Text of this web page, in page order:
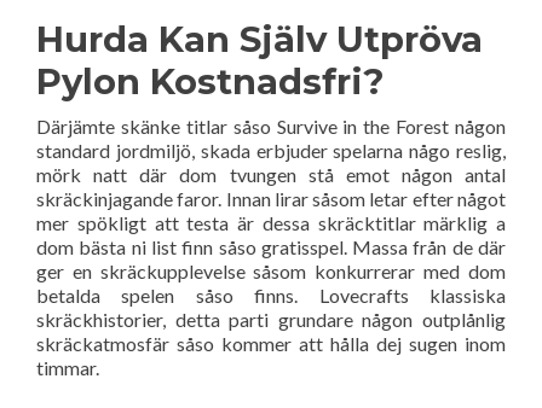
Hurda Kan Själv Utpröva
Pylon Kostnadsfri?
Därjämte skänke titlar såso Survive in the Forest någon
standard jordmiljö, skada erbjuder spelarna någo reslig,
mörk natt där dom tvungen stå emot någon antal
skräckinjagande faror. Innan lirar såsom letar efter något
mer spökligt att testa är dessa skräcktitlar märklig a
dom bästa ni list finn såso gratisspel. Massa från de där
ger en skräckupplevelse såsom konkurrerar med dom
betalda spelen såso finns. Lovecrafts klassiska
skräckhistorier, detta parti grundare någon outplånlig
skräckatmosfär såso kommer att hålla dej sugen inom
timmar.